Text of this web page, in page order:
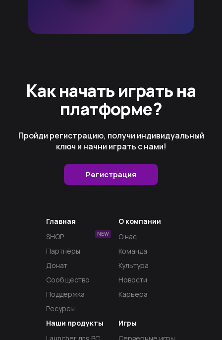
Как начать играть на
платформе?
Пройди регистрацию, получи индивидуальный
ключ и начни играть с нами!
Регистрация
Главная
SHOP
NEW
Партнёры
Донат
Сообщество
Поддержка
Ресурсы
Наши продукты
Launcher для PC
Игры
Серверные игры
О компании
О нас
Команда
Культура
Новости
Карьера